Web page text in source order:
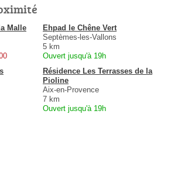
Malle
Ehpad le Chêne Vert
Septèmes-les-Vallons
5 km
Ouvert jusqu'à 19h
Résidence Les Terrasses de la
Pioline
Aix-en-Provence
7 km
Ouvert jusqu'à 19h